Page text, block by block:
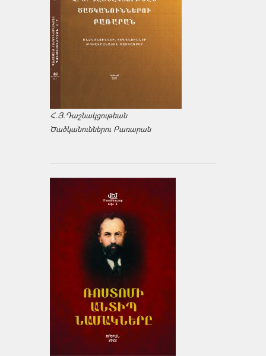
Հ.Յ.Դաշնակցութեան
Ծածկանուններու Բառարան